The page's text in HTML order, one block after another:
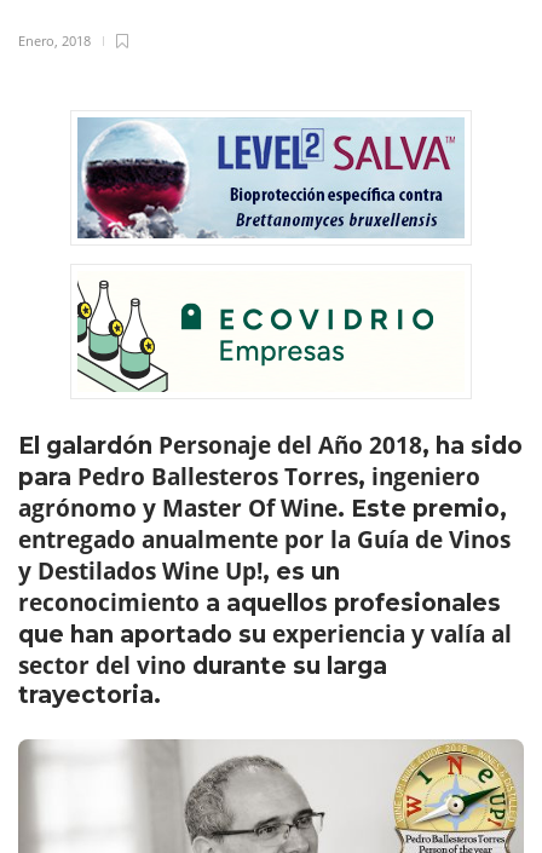
Enero, 2018
El galardón Personaje del Año 2018, ha sido
para Pedro Ballesteros Torres, ingeniero
agrónomo y Master Of Wine. Este premio,
entregado anualmente por la Guía de Vinos
y Destilados Wine Up!, es un
reconocimiento a aquellos profesionales
que han aportado su experiencia y valía al
sector del vino durante su larga
trayectoria.